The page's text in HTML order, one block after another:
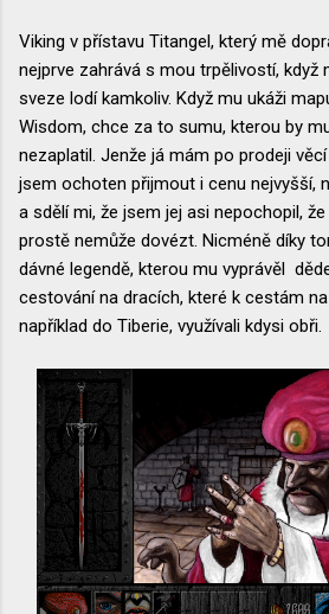
Viking v přístavu Titangel, který mě
nejprve zahrává s mou trpělivostí, když
sveze lodí kamkoliv. Když mu ukáži
Wisdom, chce za to sumu, kterou by
nezaplatil. Jenže já mám po prodeji
jsem ochoten přijmout i cenu nejvyšší,
a sdělí mi, že jsem jej asi nepochopil,
prostě nemůže dovézt. Nicméně díky
dávné legendě, kterou mu vyprávěl
cestování na dracích, které k cestám
například do Tiberie, využívali kdysi obři.